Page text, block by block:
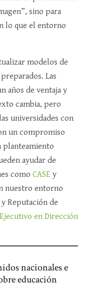
sino para
lo que el entorno
modelos de
Las
años de ventaja y
cambia, pero
universidades con
un compromiso
planteamiento
ayudar de
como CASE y
nuestro entorno
Reputación de
en Dirección
nacionales e
educación